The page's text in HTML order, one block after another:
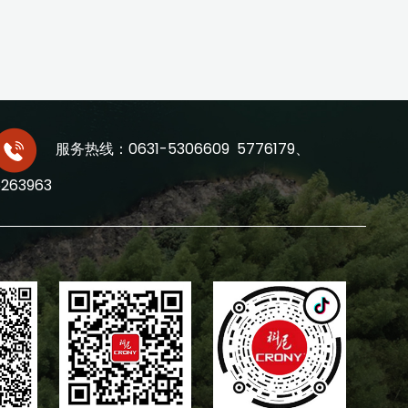
服务热线：0631-5306609 5776179、